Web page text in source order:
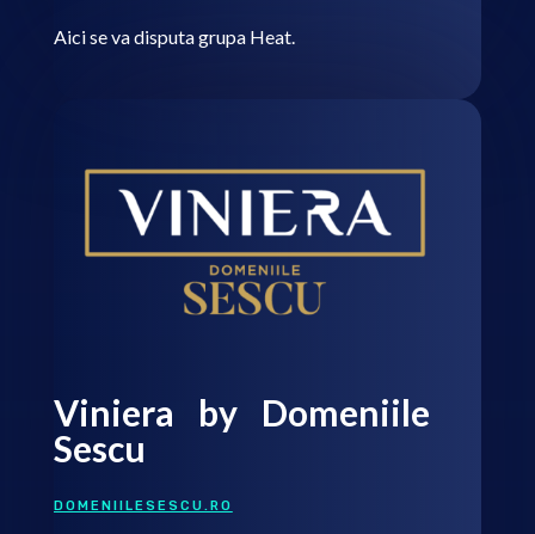
Aici se va disputa grupa Heat.
Viniera by Domeniile
Sescu
DOMENIILESESCU.RO